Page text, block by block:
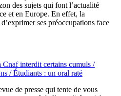
des sujets qui font l’actualité
et en Europe. En effet, la
ses préoccupations face
Cnaf interdit certains cumuls /
/ Étudiants : un oral raté
de presse qui tente de vous